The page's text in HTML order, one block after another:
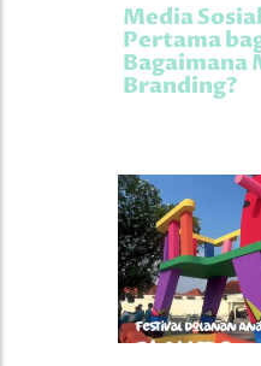
Media
Pertama
Bagaimana
Branding?